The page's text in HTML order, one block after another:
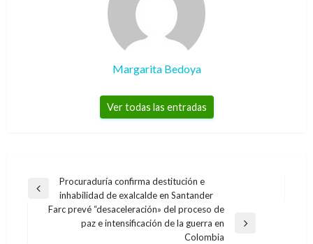
Margarita Bedoya
Ver todas las entradas
Navegación
entradas
Entrada
anterior
Procuraduría confirma destitución e
inhabilidad de exalcalde en Santander
Farc prevé “desaceleración» del proceso de
paz e intensificación de la guerra en
Colombia